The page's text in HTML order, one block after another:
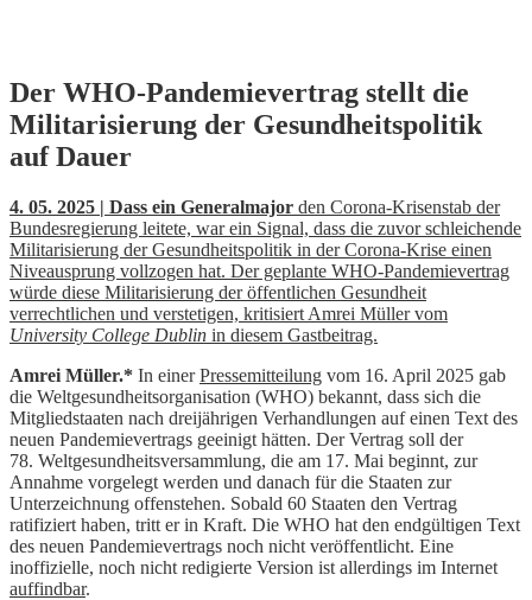
Skip
to
content
Der WHO-Pandemievertrag stellt die
Militarisierung der Gesundheitspolitik
auf Dauer
4. 05. 2025 | Dass ein Generalmajor den Corona-Krisenstab der
Bundesregierung leitete, war ein Signal, dass die zuvor schleichende
Militarisierung der Gesundheitspolitik in der Corona-Krise einen
Niveausprung vollzogen hat. Der geplante WHO-Pandemievertrag
würde diese Militarisierung der öffentlichen Gesundheit
verrechtlichen und verstetigen, kritisiert Amrei Müller vom
University College Dublin in diesem Gastbeitrag.
Amrei Müller.* In einerPressemitteilung vom 16. April 2025 gab
die Weltgesundheitsorganisation (WHO) bekannt, dass sich die
Mitgliedstaaten nach dreijährigen Verhandlungen auf einen Text des
neuen Pandemievertrags geeinigt hätten. Der Vertrag soll der
78. Weltgesundheitsversammlung, die am 17. Mai beginnt, zur
Annahme vorgelegt werden und danach für die Staaten zur
Unterzeichnung offenstehen. Sobald 60 Staaten den Vertrag
ratifiziert haben, tritt er in Kraft. Die WHO hat den endgültigen Text
des neuen Pandemievertrags noch nicht veröffentlicht. Eine
inoffizielle, noch nicht redigierte Version ist allerdings im Internet
auffindbar.